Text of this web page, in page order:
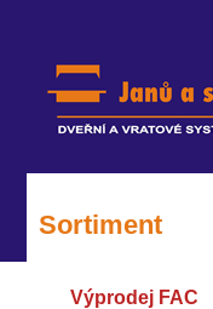
Sortiment
Výprodej FAC